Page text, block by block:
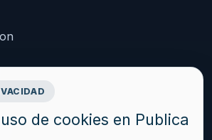
de cookies en Publica